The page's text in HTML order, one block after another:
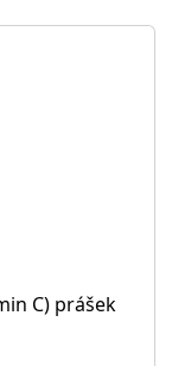
C) prášek